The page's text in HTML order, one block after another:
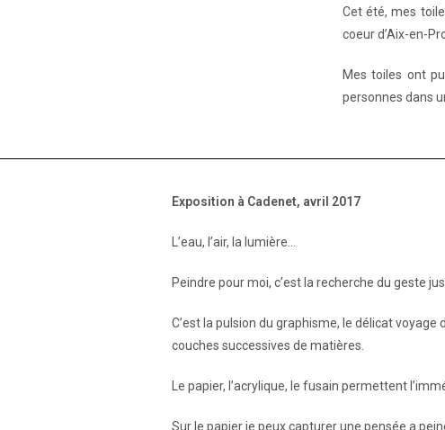
Cet été, mes
coeur d’Aix-en-
Mes toiles ont
personnes dans
Exposition à Cadenet, avril 2017
L’eau, l’air, la lumière…
Peindre pour moi, c’est la recherche du geste
C’est la pulsion du graphisme, le délicat
couches successives de matières.
Le papier, l’acrylique, le fusain permettent
Sur le papier je peux capturer une pensée a